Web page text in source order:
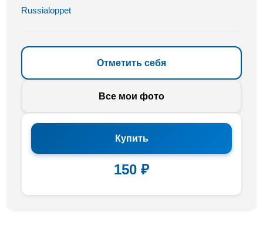
Russialoppet
Отметить себя
Все мои фото
Купить
150 ₽